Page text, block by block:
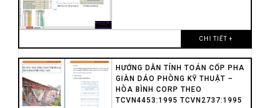
Tác giả:ThS.Hồ Ngọc Tri Ân
5. File excel chuẩn tính toán cột nén lệch tâm
xiên
File diễn tả quá trình chi tiết phần tính toán
6. File excel chuẩn tính toán cột nén lệch tâm
xiên – nén lệch tâm phẳng.
File diễn tả quá trình chi tiết phần tính toán
cột LTX một cách rất đơn giản dễ hiểu.
CHI TIẾT +
HƯỚNG DẪN TÍNH TOÁN CỐP PHA
GIÀN DÁO PHÒNG KỸ THUẬT –
HÒA BÌNH CORP THEO
TCVN4453:1995 TCVN2737:1995